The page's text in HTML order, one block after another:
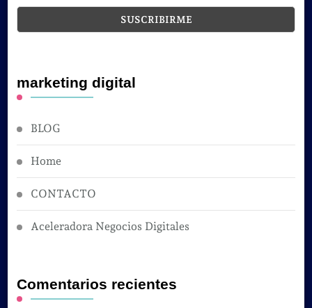
marketing digital
BLOG
Home
CONTACTO
Aceleradora Negocios Digitales
Comentarios recientes